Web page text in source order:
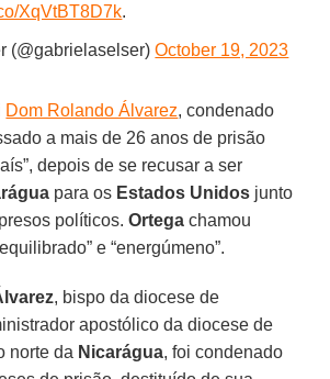
XqVtBT8D7k.
(@gabrielaselser)October 19, 2023
Dom Rolando Álvarez, condenado
a mais de 26 anos de prisão
depois de se recusar a ser
para os Estados Unidos junto
políticos.Ortega chamou
e “energúmeno”.
, bispo da diocese de
apostólico da diocese de
norte da Nicarágua, foi condenado